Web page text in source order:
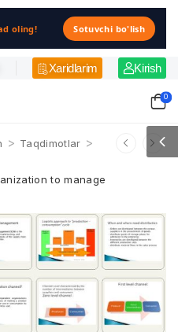
oling! Sotuvchi bo'lish
Xaridlarim Kirish
0
> Taqdimotlar >
to manage